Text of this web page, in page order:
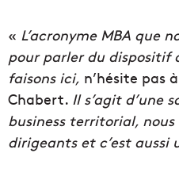
« L’acronyme MBA que
pour parler du dispositif
faisons ici, n’hésite pas
Chabert. Il s’agit d’une
business territorial, nous
dirigeants et c’est aussi